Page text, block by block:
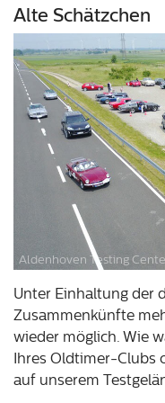
Alte Schätzchen
Aldenhoven Testing
Unter Einhaltung der
Zusammenkünfte
wieder möglich. Wie
Ihres Oldtimer-Clubs
auf unserem